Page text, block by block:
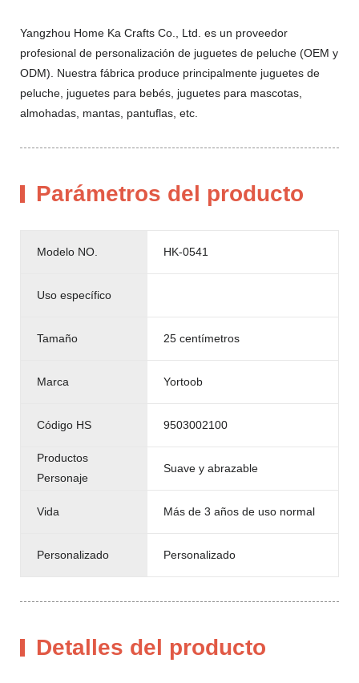
Yangzhou Home Ka Crafts Co., Ltd. es un proveedor
profesional de personalización de juguetes de peluche (OEM y
ODM). Nuestra fábrica produce principalmente juguetes de
peluche, juguetes para bebés, juguetes para mascotas,
almohadas, mantas, pantuflas, etc.
Parámetros del producto
Modelo NO. HK-0541
Uso específico
Tamaño 25 centímetros
Marca Yortoob
Código HS 9503002100
Productos
Personaje
Suave y abrazable
Vida Más de 3 años de uso normal
Personalizado Personalizado
Detalles del producto